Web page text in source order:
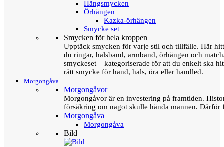
Hängsmycken
Örhängen
Kazka-örhängen
Smycke set
Smycken för hela kroppen
Upptäck smycken för varje stil och tillfälle. Här
du ringar, halsband, armband, örhängen och
smyckeset – kategoriserade för att du enkelt ska
rätt smycke för hand, hals, öra eller handled.
Morgongåva
Morgongåvor
Morgongåvor är en investering på framtiden.
försäkring om något skulle hända mannen.
Morgongåva
Morgongåva
Bild